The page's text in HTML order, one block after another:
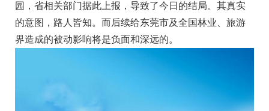
园，省相关部门据此上报，导致了今日的结局。其真实
的意图，路人皆知。而后续给东莞市及全国林业、旅游
界造成的被动影响将是负面和深远的。